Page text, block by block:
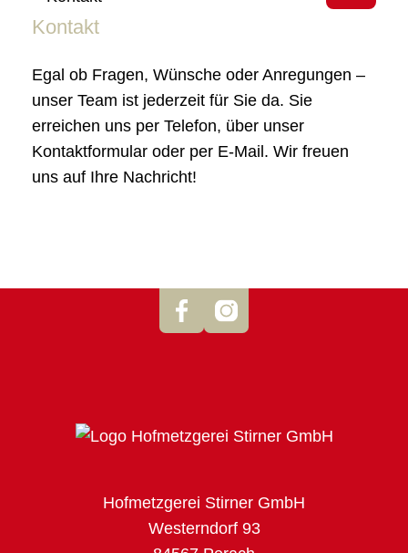
Kontakt
Egal ob Fragen, Wünsche oder Anregungen –
unser Team ist jederzeit für Sie da. Sie
erreichen uns per Telefon, über unser
Kontaktformular oder per E-Mail. Wir freuen
uns auf Ihre Nachricht!
Hofmetzgerei Stirner GmbH
Westerndorf 93